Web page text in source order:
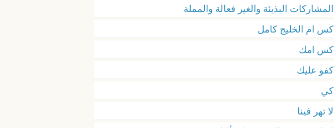
المشاركات البذيئة والغير فعالة والمملة
كس ام الخليج كامل
كس امك
كفو عليك
كي
لا تهر فينا